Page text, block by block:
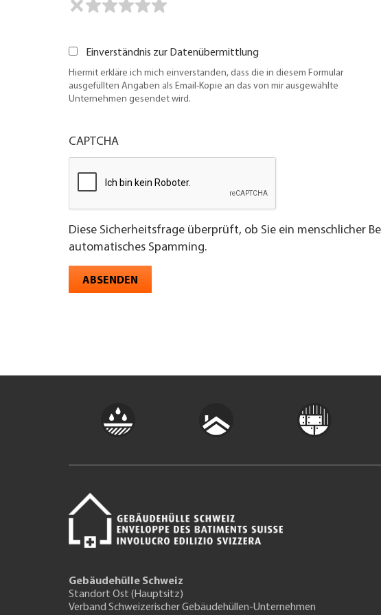
Einverständnis zur Datenübermittlung
Hiermit erkläre ich mich einverstanden, dass die in diesem Formular
ausgefüllten Angaben als Email-Kopie an das von mir ausgewählte
Unternehmen gesendet wird.
CAPTCHA
Diese Sicherheitsfrage überprüft, ob Sie ein menschlicher
automatisches Spamming.
ABSENDEN
Gebäudehülle Schweiz
Standort Ost (Hauptsitz)
Verband Schweizerischer Gebäudehüllen-Unternehmen